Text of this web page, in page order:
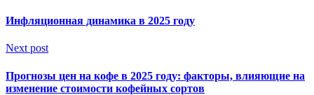
Инфляционная динамика в 2025 году
Next post
Прогнозы цен на кофе в 2025 году: факторы, влияющие на
изменение стоимости кофейных сортов